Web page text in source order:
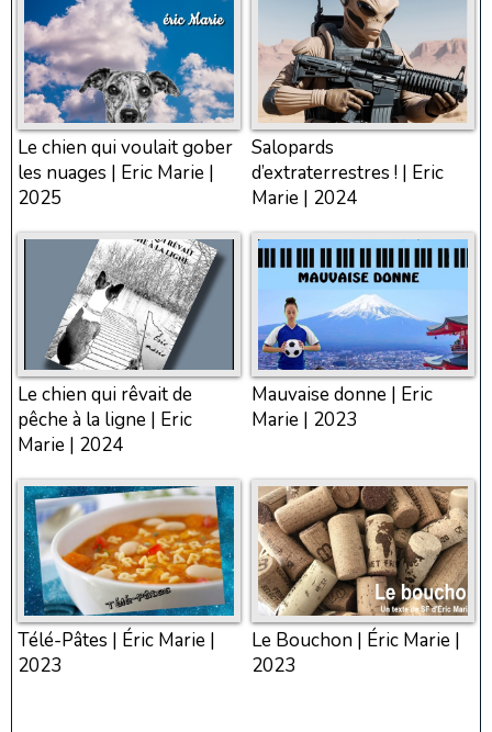
Le chien qui voulait gober
les nuages | Eric Marie |
2025
Salopards
d’extraterrestres ! | Eric
Marie | 2024
Le chien qui rêvait de
pêche à la ligne | Eric
Marie | 2024
Mauvaise donne | Eric
Marie | 2023
Télé-Pâtes | Éric Marie |
2023
Le Bouchon | Éric Marie |
2023